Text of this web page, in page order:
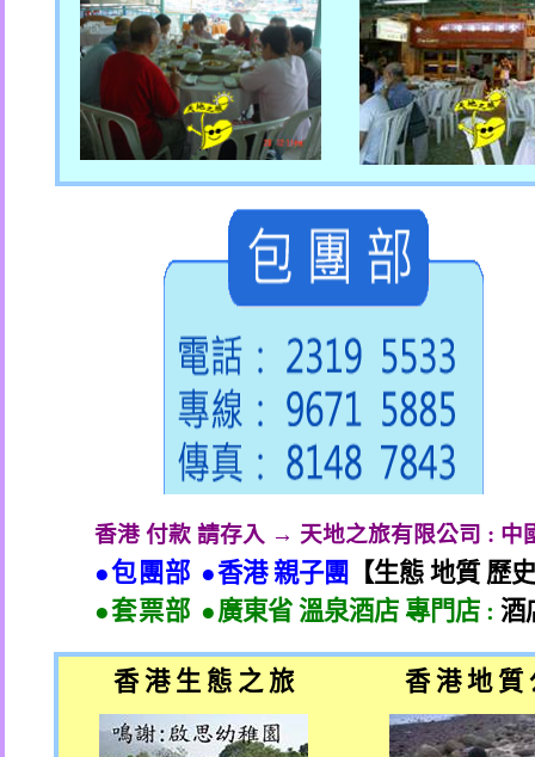
香港 付款 請存入 → 天地之旅有限公司 : 中
●包團部 ●香港 親子團
【生態 地質 歷
●套票部 ●廣東省 溫泉酒店 專門店 : 酒
香 港 生 態 之 旅 香 港 地 質